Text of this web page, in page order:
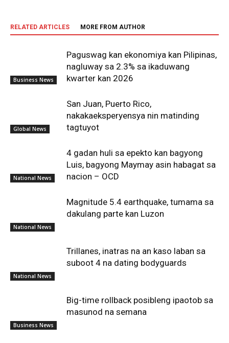
RELATED ARTICLES MORE FROM AUTHOR
Business News
Paguswag kan ekonomiya kan Pilipinas,
nagluway sa 2.3% sa ikaduwang
kwarter kan 2026
Global News
San Juan, Puerto Rico,
nakakaeksperyensya nin matinding
tagtuyot
National News
4 gadan huli sa epekto kan bagyong
Luis, bagyong Maymay asin habagat sa
nacion – OCD
National News
Magnitude 5.4 earthquake, tumama sa
dakulang parte kan Luzon
National News
Trillanes, inatras na an kaso laban sa
suboot 4 na dating bodyguards
Business News
Big-time rollback posibleng ipaotob sa
masunod na semana